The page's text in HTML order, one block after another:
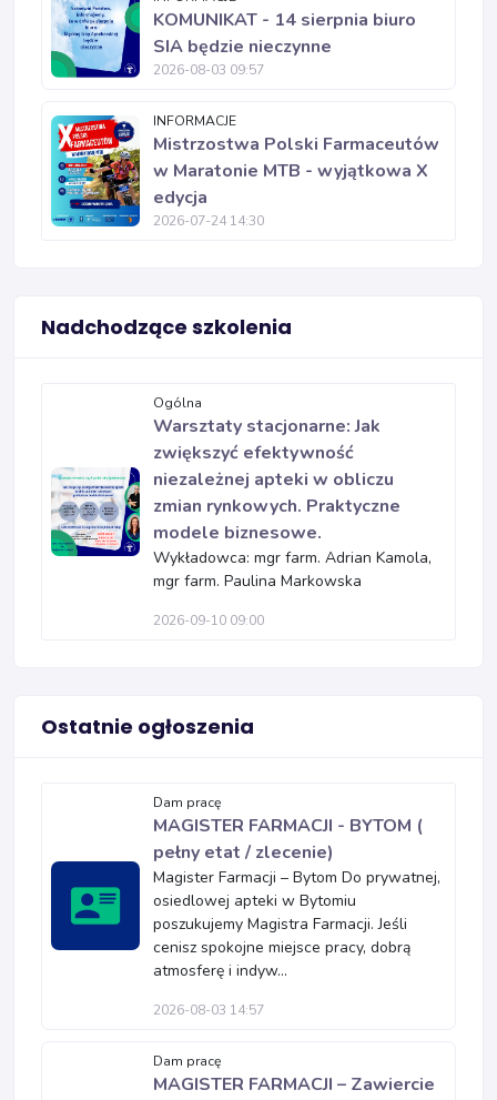
KOMUNIKAT - 14 sierpnia biuro
SIA będzie nieczynne
2026-08-03 09:57
INFORMACJE
Mistrzostwa Polski Farmaceutów
w Maratonie MTB - wyjątkowa X
edycja
2026-07-24 14:30
Nadchodzące szkolenia
Ogólna
Warsztaty stacjonarne: Jak
zwiększyć efektywność
niezależnej apteki w obliczu
zmian rynkowych. Praktyczne
modele biznesowe.
Wykładowca: mgr farm. Adrian Kamola,
mgr farm. Paulina Markowska
2026-09-10 09:00
Ostatnie ogłoszenia
Dam pracę
MAGISTER FARMACJI - BYTOM (
pełny etat / zlecenie)
Magister Farmacji – Bytom Do prywatnej,
osiedlowej apteki w Bytomiu
poszukujemy Magistra Farmacji. Jeśli
cenisz spokojne miejsce pracy, dobrą
atmosferę i indyw...
2026-08-03 14:57
Dam pracę
MAGISTER FARMACJI – Zawiercie